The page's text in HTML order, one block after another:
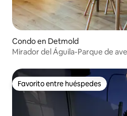
Condo en Detmold
Mirador del Águila-Parque de
Favorito entre huéspedes
Favorito entre huéspedes